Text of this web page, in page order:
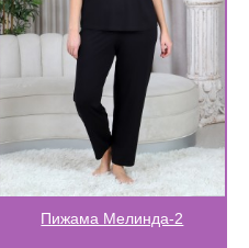
Пижама Мелинда-2